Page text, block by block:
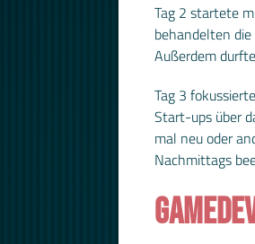
Tag 2 startete
behandelten
Außerdem
Tag 3
Start-ups über
mal neu oder
Nachmittags